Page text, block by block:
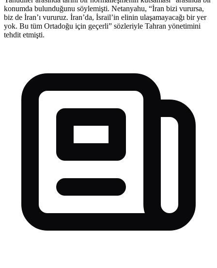
konumda bulunduğunu söylemişti. Netanyahu, “İran bizi vurursa,
biz de İran’ı vururuz. İran’da, İsrail’in elinin ulaşamayacağı bir yer
yok. Bu tüm Ortadoğu için geçerli” sözleriyle Tahran yönetimini
tehdit etmişti.